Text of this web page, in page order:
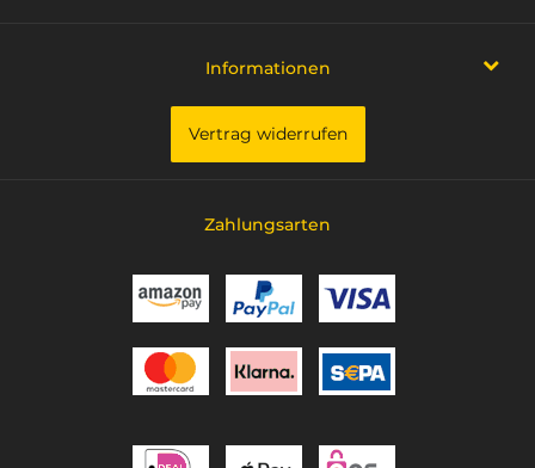
Informationen
Vertrag widerrufen
Zahlungsarten